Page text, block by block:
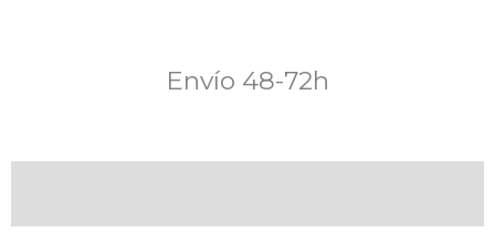
Envío 48-72h